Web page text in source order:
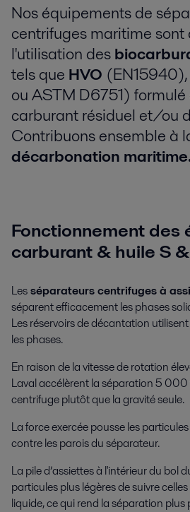
Nos équipements de
centrifuges maritime
l'utilisation des
tels que HVO (EN15940),
ou ASTM D6751)
carburant résiduel et/ou
Contribuons ensemble à
décarbonation
Fonctionnement des
carburant & huile S
Lesséparateurs centrifuges à
séparent efficacement les phases
Les réservoirs de décantation
les phases.
En raison de la vitesse de rotation
Laval accélèrent la séparation 5 000
centrifuge plutôt que la gravité seule.
La force exercée pousse les
contre les parois du séparateur.
La pile d’assiettes à l'intérieur du bol
particules plus légères de suivre
liquide, ce qui rend la séparation plus